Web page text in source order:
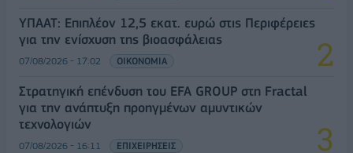
ΥΠΑΑΤ: Επιπλέον 12,5 εκατ. ευρώ στις Περιφέρειες
για την ενίσχυση της βιοασφάλειας
07/08/2026 - 17:02 ΟΙΚΟΝΟΜΙΑ
Στρατηγική επένδυση του EFA GROUP στη Fractal
για την ανάπτυξη προηγμένων αμυντικών
τεχνολογιών
07/08/2026 - 16:11 ΕΠΙΧΕΙΡΗΣΕΙΣ